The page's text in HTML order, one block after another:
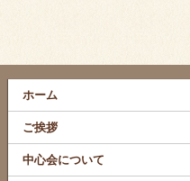
ホーム
ご挨拶
中心会について